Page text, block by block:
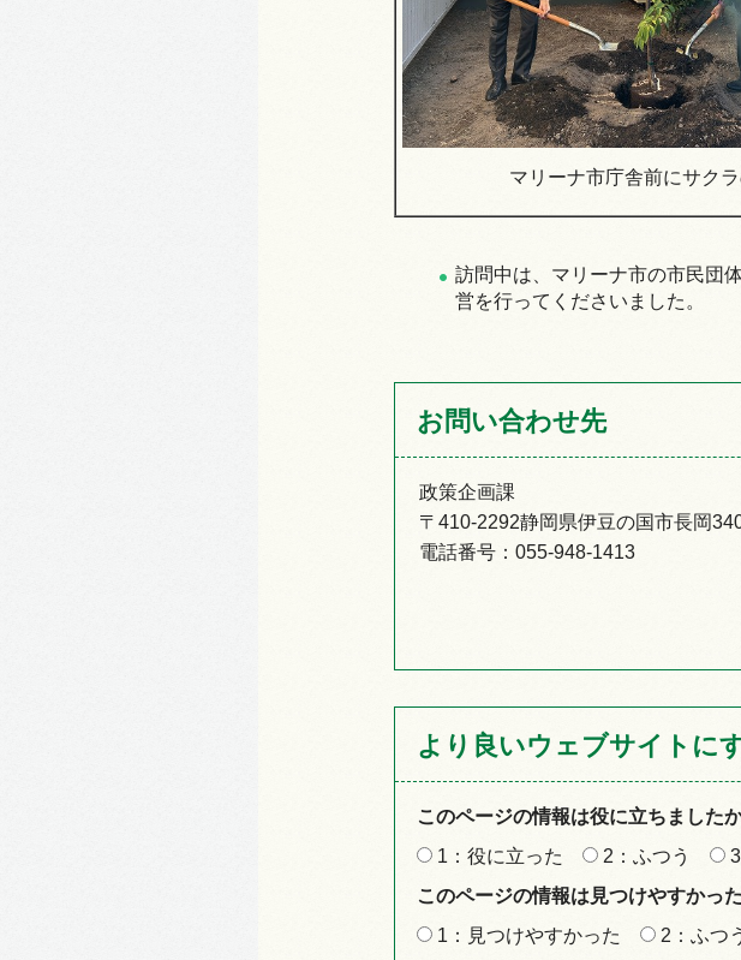
マリーナ市庁舎前にサク
訪問中は、マリーナ市の市民団
営を行ってくださいました。
お問い合わせ先
政策企画課
〒410-2292静岡県伊豆の国市長岡
電話番号：055-948-1413
より良いウェブサイトに
このページの情報は役に立ちました
1：役に立った
2：ふつう
このページの情報は見つけやすかっ
1：見つけやすかった
2：ふつ